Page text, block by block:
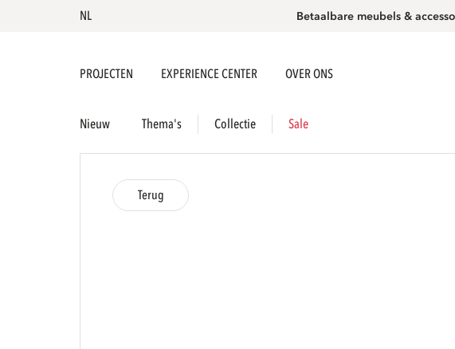
NL Betaalbare meubels &
PROJECTEN EXPERIENCE CENTER OVER ONS
Nieuw Thema's Collectie Sale
Terug